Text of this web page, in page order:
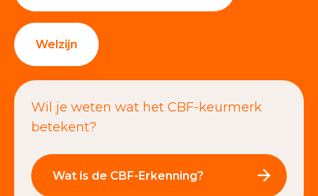
Welzijn
Wil je weten wat het CBF-keurmerk
betekent?
Wat is de CBF-Erkenning?